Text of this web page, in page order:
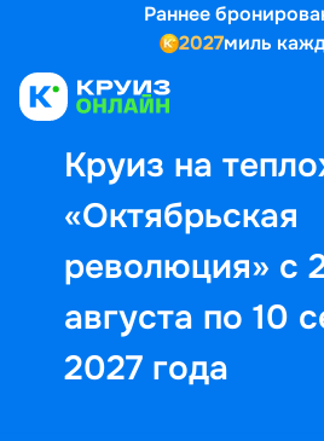
Раннее
2027миль
Круиз на
«Октябрьская
революция» с
августа по 10
2027 года
Выбор